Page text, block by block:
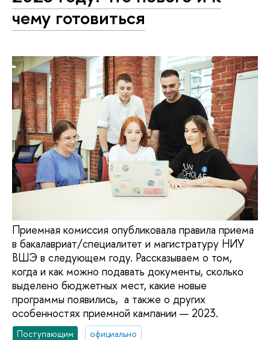
чему готовиться
Приемная комиссия опубликовала правила приема
в бакалавриат/специалитет и магистратуру НИУ
ВШЭ в следующем году. Рассказываем о том,
когда и как можно подавать документы, сколько
выделено бюджетных мест, какие новые
программы появились, а также о других
особенностях приемной кампании — 2023.
Поступающим
официально